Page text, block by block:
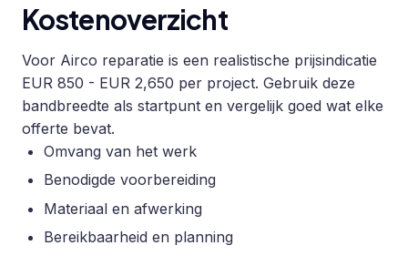
Kostenoverzicht
Voor Airco reparatie is een realistische prijsindicatie
EUR 850 - EUR 2,650 per project. Gebruik deze
bandbreedte als startpunt en vergelijk goed wat elke
offerte bevat.
Omvang van het werk
Benodigde voorbereiding
Materiaal en afwerking
Bereikbaarheid en planning